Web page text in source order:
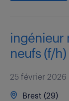
ingénieur
neufs (f/h)
25 février 2026
Brest (29)